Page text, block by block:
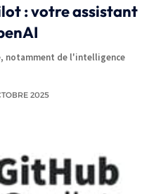
: votre assistant
notamment de l'intelligence
2025